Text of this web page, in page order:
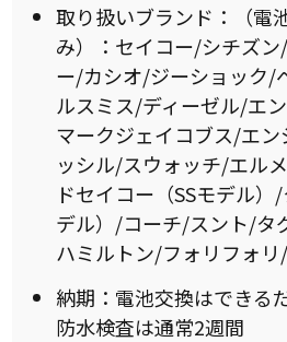
取り扱いブランド：（電
み）：セイコー/シチズ
ー/カシオ/ジーショック/
ルスミス/ディーゼル/エ
マークジェイコブス/エ
ッシル/スウォッチ/エル
ドセイコー（SSモデル）
デル）/コーチ/スント/タ
ハミルトン/フォリフォ
納期：電池交換はできる
防水検査は通常2週間